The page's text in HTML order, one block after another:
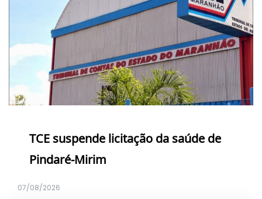
TCE suspende licitação da saúde de
Pindaré-Mirim
07/08/2026